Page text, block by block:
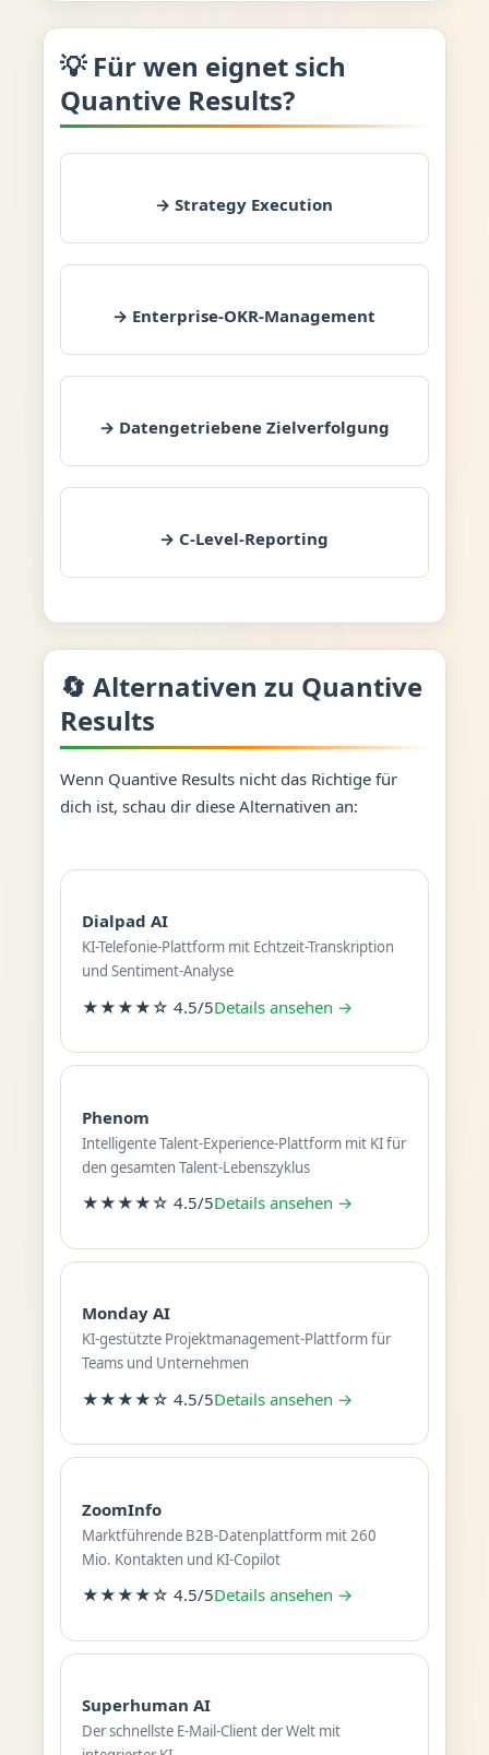
💡 Für wen eignet sich
Quantive Results?
→ Strategy Execution
→ Enterprise-OKR-Management
→ Datengetriebene Zielverfolgung
→ C-Level-Reporting
🔄 Alternativen zu Quantive
Results
Wenn Quantive Results nicht das Richtige für
dich ist, schau dir diese Alternativen an:
Dialpad AI
KI-Telefonie-Plattform mit Echtzeit-Transkription
und Sentiment-Analyse
★★★★☆ 4.5/5Details ansehen →
Phenom
Intelligente Talent-Experience-Plattform mit KI für
den gesamten Talent-Lebenszyklus
★★★★☆ 4.5/5Details ansehen →
Monday AI
KI-gestützte Projektmanagement-Plattform für
Teams und Unternehmen
★★★★☆ 4.5/5Details ansehen →
ZoomInfo
Marktführende B2B-Datenplattform mit 260
Mio. Kontakten und KI-Copilot
★★★★☆ 4.5/5Details ansehen →
Superhuman AI
Der schnellste E-Mail-Client der Welt mit